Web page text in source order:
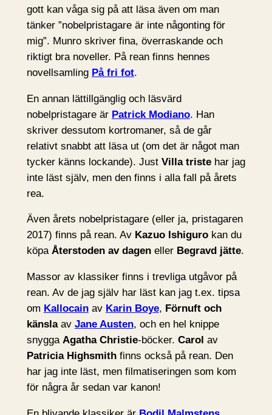
gott kan våga sig på att läsa även om man
tänker ”nobelpristagare är inte någonting för
mig”. Munro skriver fina, överraskande och
riktigt bra noveller. På rean finns hennes
novellsamling På fri fot.
En annan lättillgänglig och läsvärd
nobelpristagare är Patrick Modiano. Han
skriver dessutom kortromaner, så de går
relativt snabbt att läsa ut (om det är något man
tycker känns lockande). Just Villa tristehar jag
inte läst själv, men den finns i alla fall på årets
rea.
Även årets nobelpristagare (eller ja, pristagaren
2017) finns på rean. AvKazuo Ishigurokan du
köpa Återstoden av dageneller Begravd jätte.
Massor av klassiker finns i trevliga utgåvor på
rean. Av de jag själv har läst kan jag t.ex. tipsa
om Kallocainav Karin Boye, Förnuft och
känslaav Jane Austen, och en hel knippe
snygga Agatha Christie-böcker. Carol av
Patricia Highsmithfinns också på rean. Den
har jag inte läst, men filmatiseringen som kom
för några år sedan var kanon!